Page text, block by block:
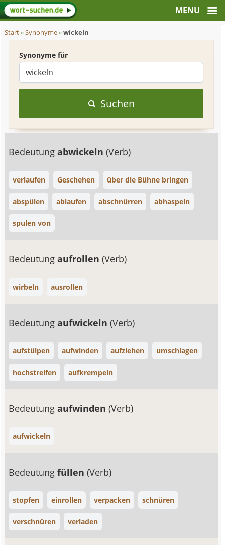
Start»Synonyme»wickeln
Synonyme für
Suchen
Bedeutungabwickeln(Verb)
verlaufen Geschehen über die Bühne bringen
abspülen ablaufen abschnürren abhaspeln
spulen von
Bedeutungaufrollen(Verb)
wirbeln ausrollen
Bedeutungaufwickeln(Verb)
aufstülpen aufwinden aufziehen umschlagen
hochstreifen aufkrempeln
Bedeutungaufwinden(Verb)
aufwickeln
Bedeutungfüllen(Verb)
stopfen einrollen verpacken schnüren
verschnüren verladen